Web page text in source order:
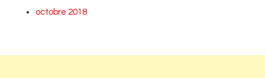
octobre 2018